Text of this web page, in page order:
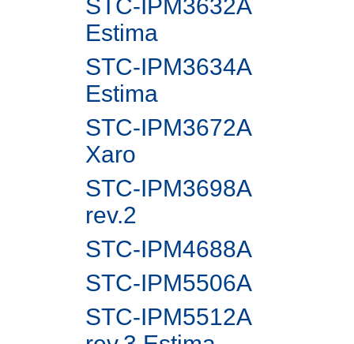
STC-IPM3632A
Estima
STC-IPM3634A
Estima
STC-IPM3672A
Xaro
STC-IPM3698A
rev.2
STC-IPM4688A
STC-IPM5506A
STC-IPM5512A